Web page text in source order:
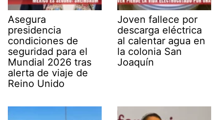
Asegura
presidencia
condiciones de
seguridad para el
Mundial 2026 tras
alerta de viaje de
Reino Unido
Joven fallece por
descarga eléctrica
al calentar agua en
la colonia San
Joaquín